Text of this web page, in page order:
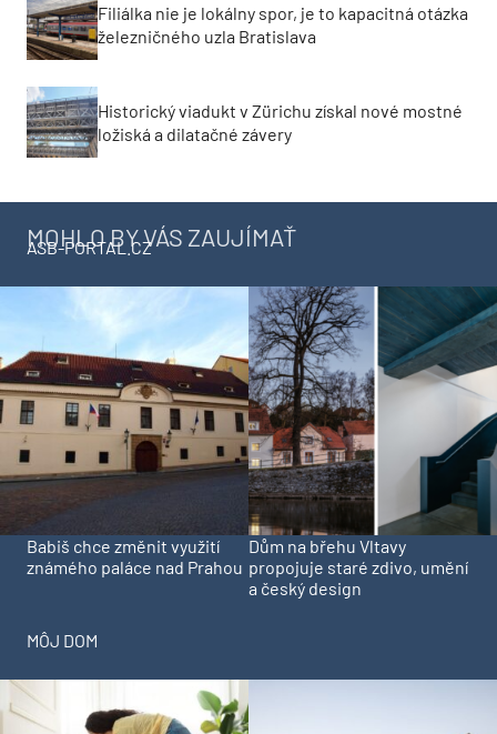
Filiálka nie je lokálny spor, je to kapacitná otázka
železničného uzla Bratislava
Historický viadukt v Zürichu získal nové mostné
ložiská a dilatačné závery
MOHLO BY VÁS ZAUJÍMAŤ
ASB-PORTAL.CZ
Babiš chce změnit využití
známého paláce nad Prahou
Dům na břehu Vltavy
propojuje staré zdivo, umění
a český design
MÔJ DOM